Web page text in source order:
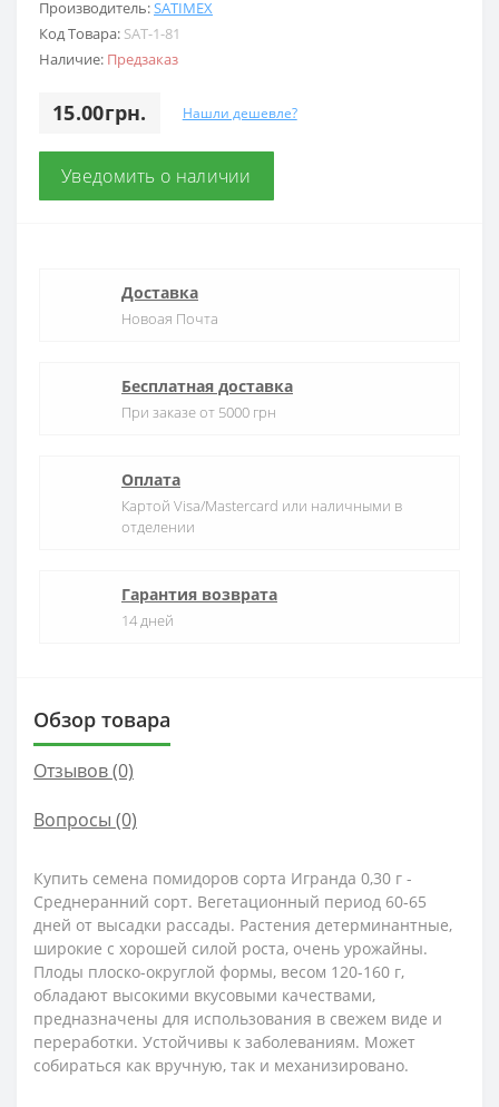
Производитель:SATIMEX
Код Товара: SAT-1-81
Наличие: Предзаказ
15.00грн. Нашли дешевле?
Уведомить о наличии
Доставка
Новоая Почта
Бесплатная доставка
При заказе от 5000 грн
Оплата
Картой Visa/Mastercard или наличными в
отделении
Гарантия возврата
14 дней
Обзор товара
Отзывов (0)
Вопросы (0)
Купить семена помидоров сорта Игранда 0,30 г -
Среднеранний сорт. Вегетационный период 60-65
дней от высадки рассады. Растения детерминантные,
широкие с хорошей силой роста, очень урожайны.
Плоды плоско-округлой формы, весом 120-160 г,
обладают высокими вкусовыми качествами,
предназначены для использования в свежем виде и
переработки. Устойчивы к заболеваниям. Может
собираться как вручную, так и механизировано.